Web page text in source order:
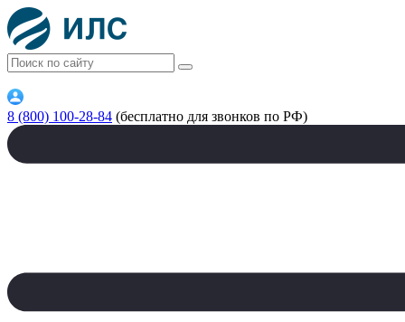
8 (800) 100-28-84 (бесплатно для звонков по РФ)